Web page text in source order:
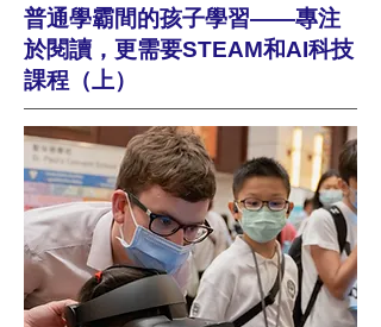
普通學霸間的孩子學習——專注
於閱讀，更需要STEAM和AI科技
課程（上）